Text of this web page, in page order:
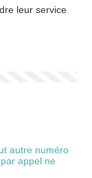
leur service
autre numéro
appel ne